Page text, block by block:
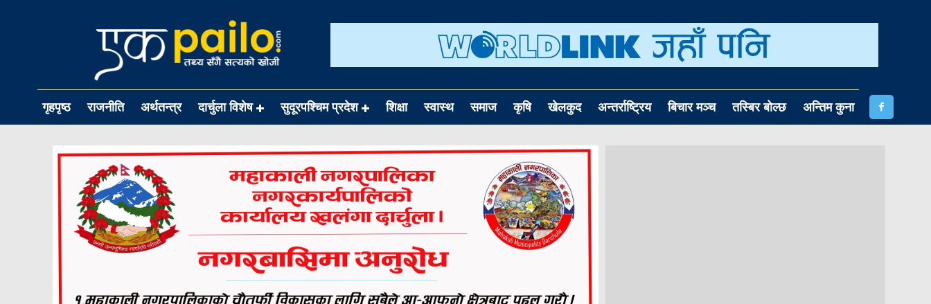
गृहपृष्ठ राजनीति अर्थतन्त्र दार्चुला विशेष सुदूरपश्चिम प्रदेश शिक्षा स्वास्थ समाज कृषि खेलकुद अन्तर्राष्ट्रिय बिचार मञ्च तस्बिर बोल्छ अन्तिम कुना